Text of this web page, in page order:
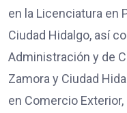
en la Licenciatura en
Ciudad Hidalgo, así
Administración y de
Zamora y Ciudad
en Comercio